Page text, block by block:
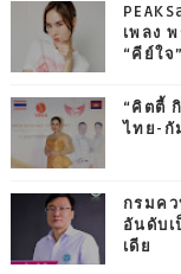
เพลง
“คีย์ใจ”
“คิตตี้
ไทย-กั
กรมค
อันดับ
เดีย